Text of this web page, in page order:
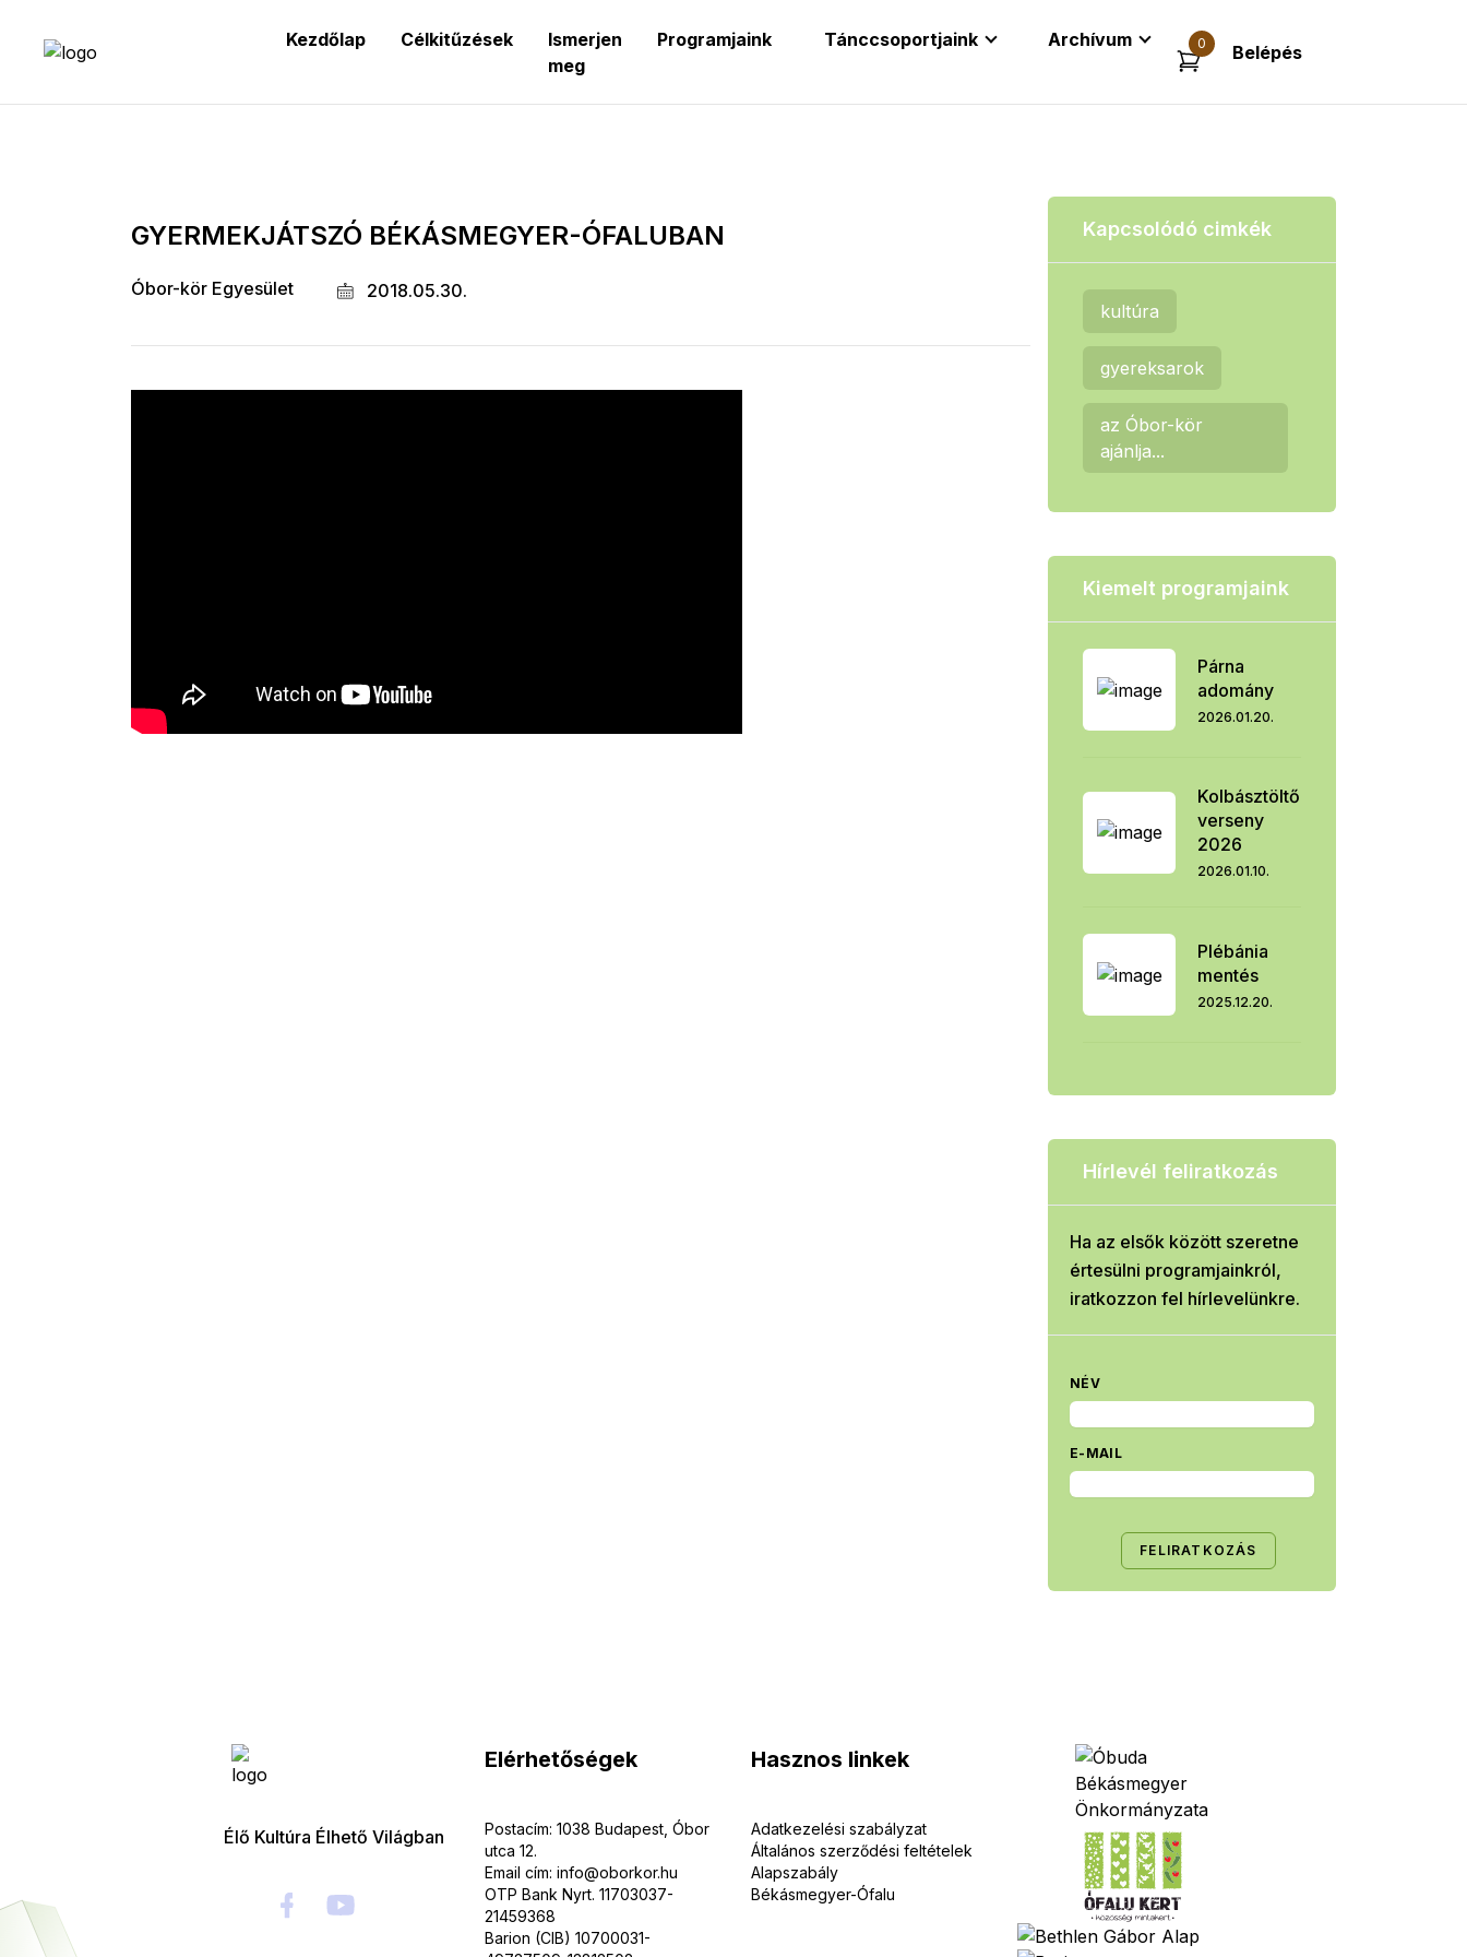
Kezdőlap Célkitűzések
Ismerjen
meg
Programjaink Tánccsoportjaink Archívum 0 Belépés
GYERMEKJÁTSZÓ BÉKÁSMEGYER-ÓFALUBAN
Óbor-kör Egyesület 2018.05.30.
Kapcsolódó cimkék
kultúra
gyereksarok
az Óbor-kör
ajánlja...
Kiemelt programjaink
Párna
adomány
2026.01.20.
Kolbásztöltő
verseny
2026
2026.01.10.
Plébánia
mentés
2025.12.20.
Hírlevél feliratkozás
Ha az elsők között szeretne
értesülni programjainkról,
iratkozzon fel hírlevelünkre.
NÉV
E-MAIL
FELIRATKOZÁS
Élő Kultúra Élhető Világban
Elérhetőségek
Postacím: 1038 Budapest, Óbor
utca 12.
Email cím: info@oborkor.hu
OTP Bank Nyrt. 11703037-
21459368
Barion (CIB) 10700031-
Hasznos linkek
Adatkezelési szabályzat
Általános szerződési feltételek
Alapszabály
Békásmegyer-Ófalu